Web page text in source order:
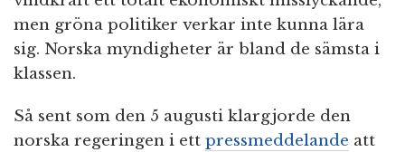
men gröna politiker verkar inte kunna lära
sig. Norska myndigheter är bland de sämsta i
klassen.
Så sent som den 5 augusti klargjorde den
norska regeringen i ett pressmeddelande att